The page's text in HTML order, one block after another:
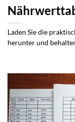
Laden Sie die
herunter und